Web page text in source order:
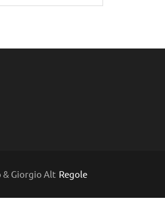
& Giorgio Alt Regole